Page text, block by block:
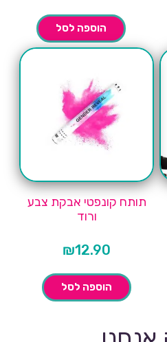
הוספה לסל
תותח קונפטי אבקת צבע
ורוד
₪12.90
הוספה לסל